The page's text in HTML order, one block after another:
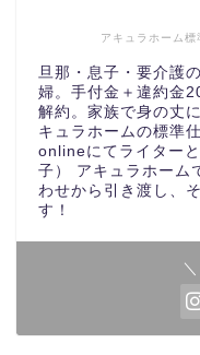
アキュラホーム
旦那・息子・要介護
婦。手付金＋違約金
解約。家族で身の丈
キュラホームの標準
onlineにてライター
子） アキュラホーム
わせから引き渡し、
す！